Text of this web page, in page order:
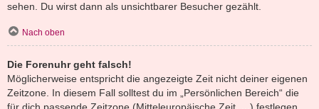
sehen. Du wirst dann als unsichtbarer Besucher gezählt.
Nach oben
Die Forenuhr geht falsch!
Möglicherweise entspricht die angezeigte Zeit nicht deiner eigenen
Zeitzone. In diesem Fall solltest du im „Persönlichen Bereich“ die
für dich passende Zeitzone (Mitteleuropäische Zeit, ...) festlegen.